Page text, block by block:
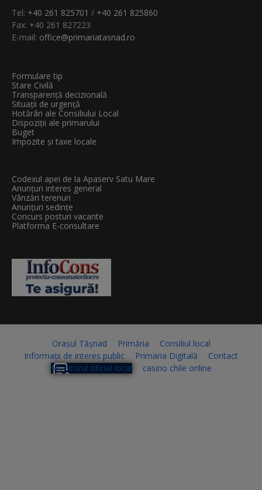
Tel: +40 261 825701 / +40 261 825860
Fax: +40 261 827223
E-mail: office@primariatasnad.ro
Formulare tip
Stare Civilă
Transparenţă decizională
Situații de urgență
Hotărâri ale Consiliului Local
Dispoziții ale primarului
Buget
Impozite și taxe locale
Codexul apei de la Apaserv Satu Mare
Anunțuri interes general
Vânzări terenuri
Anunțuri sedințe
Concurs posturi vacante
Platforma E-consultare
Orașul Tășnad Primăria
Consiliul local
Informații de interes public
Primaria Digitală
Contact
Monitorul oficial local
casino chile online